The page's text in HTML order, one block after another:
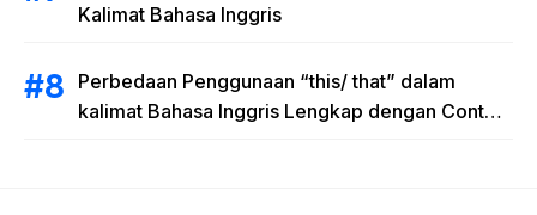
Kalimat Bahasa Inggris
Perbedaan Penggunaan “this/ that” dalam
kalimat Bahasa Inggris Lengkap dengan Contoh